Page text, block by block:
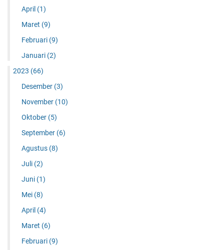
April (1)
Maret (9)
Februari (9)
Januari (2)
2023 (66)
Desember (3)
November (10)
Oktober (5)
September (6)
Agustus (8)
Juli (2)
Juni (1)
Mei (8)
April (4)
Maret (6)
Februari (9)